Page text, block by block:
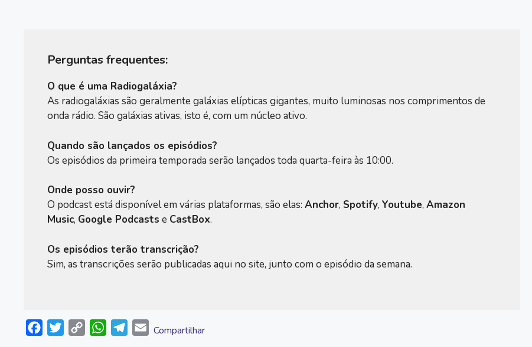
Perguntas frequentes:
O que é uma Radiogaláxia?
As radiogaláxias são geralmente galáxias elípticas gigantes, muito luminosas nos comprimentos de
onda rádio. São galáxias ativas, isto é, com um núcleo ativo.
Quando são lançados os episódios?
Os episódios da primeira temporada serão lançados toda quarta-feira às 10:00.
Onde posso ouvir?
O podcast está disponível em várias plataformas, são elas: Anchor, Spotify, Youtube, Amazon
Music, Google Podcasts e CastBox.
Os episódios terão transcrição?
Sim, as transcrições serão publicadas aqui no site, junto com o episódio da semana.
W
ECompartilhar